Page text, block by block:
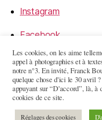
Instagram
Facebook
LinkedIn
© 2026Pourtant
Les cookies, on les aime
appel à photographies et à
notre n°3. En invité, Franck
quelque chose d'ici le 30 avril ?
appuyant sur “D'accord”, là, à
cookies de ce site.
Réglages des cookies